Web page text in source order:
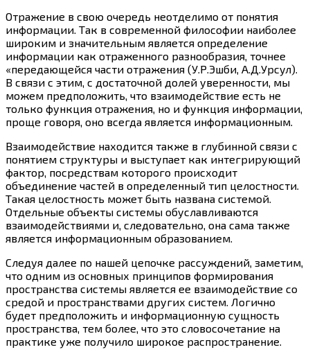
Отражение в свою очередь неотделимо от понятия
информации. Так в современной философии наиболее
широким и значительным является определение
информации как отраженного разнообразия, точнее
«передающейся части отражения (У.Р.Эшби, А.Д.Урсул).
В связи с этим, с достаточной долей уверенности, мы
можем предположить, что взаимодействие есть не
только функция отражения, но и функция информации,
проще говоря, оно всегда является информационным.
Взаимодействие находится также в глубинной связи с
понятием структуры и выступает как интегрирующий
фактор, посредствам которого происходит
объединение частей в определенный тип целостности.
Такая целостность может быть названа системой.
Отдельные объекты системы обуславливаются
взаимодействиями и, следовательно, она сама также
является информационным образованием.
Следуя далее по нашей цепочке рассуждений, заметим,
что одним из основных принципов формирования
пространства системы является ее взаимодействие со
средой и пространствами других систем. Логично
будет предположить и информационную сущность
пространства, тем более, что это словосочетание на
практике уже получило широкое распространение.